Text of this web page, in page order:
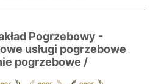
Pogrzebowy -
usługi pogrzebowe
pogrzebowe /